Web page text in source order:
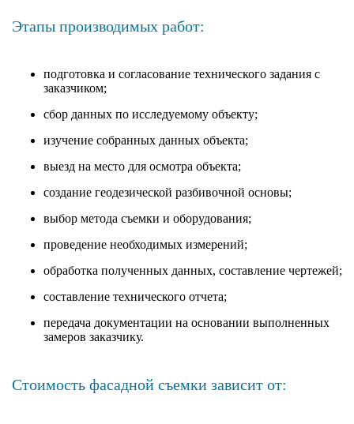
Этапы производимых работ:
подготовка и согласование технического задания с
заказчиком;
сбор данных по исследуемому объекту;
изучение собранных данных объекта;
выезд на место для осмотра объекта;
создание геодезической разбивочной основы;
выбор метода съемки и оборудования;
проведение необходимых измерений;
обработка полученных данных, составление чертежей;
составление технического отчета;
передача документации на основании выполненных
замеров заказчику.
Стоимость фасадной съемки зависит от: